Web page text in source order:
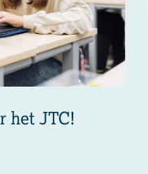
het JTC!